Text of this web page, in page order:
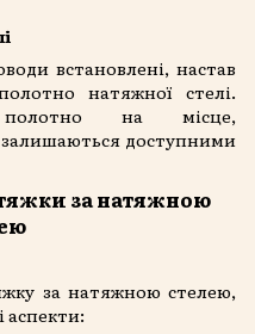
встановлені, настав
натяжної стелі.
полотно на місце,
доступними
за натяжною
за натяжною стелею,
аспекти: